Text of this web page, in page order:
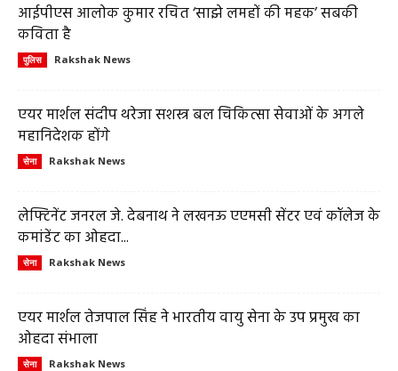
आईपीएस आलोक कुमार रचित ‘साझे लमहों की महक’ सबकी
कविता है
पुलिस Rakshak News
एयर मार्शल संदीप थरेजा सशस्त्र बल चिकित्सा सेवाओं के अगले
महानिदेशक होंगे
सेना Rakshak News
लेफ्टिनेंट जनरल जे. देबनाथ ने लखनऊ एएमसी सेंटर एवं कॉलेज के
कमांडेंट का ओहदा...
सेना Rakshak News
एयर मार्शल तेजपाल सिंह ने भारतीय वायु सेना के उप प्रमुख का
ओहदा संभाला
सेना Rakshak News